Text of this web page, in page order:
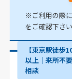
※ご利用の際
をご確認下さい
【東京駅徒歩
以上│来所不
相談